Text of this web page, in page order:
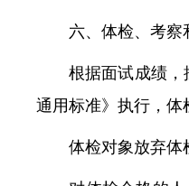
六、体检、考察
根据面试成绩，
通用标准》执行，体
体检对象放弃体